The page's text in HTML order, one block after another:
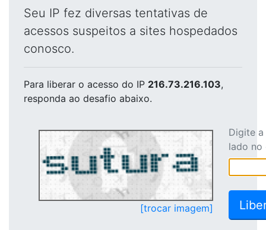
Seu IP fez diversas tentativas de
acessos suspeitos a sites hospedados
conosco.
Para liberar o acesso do IP 216.73.216.103,
responda ao desafio abaixo.
[trocar imagem]
Digite
lado no